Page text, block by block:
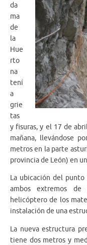
da
ma
de
la
Hue
rto
na
tení
a
grie
tas
y fisuras, y el 17 de
mañana, llevándose
metros en la parte
provincia de León) en
La ubicación del
ambos extremos
helicóptero de los
instalación de una
La nueva estructura
tiene dos metros y